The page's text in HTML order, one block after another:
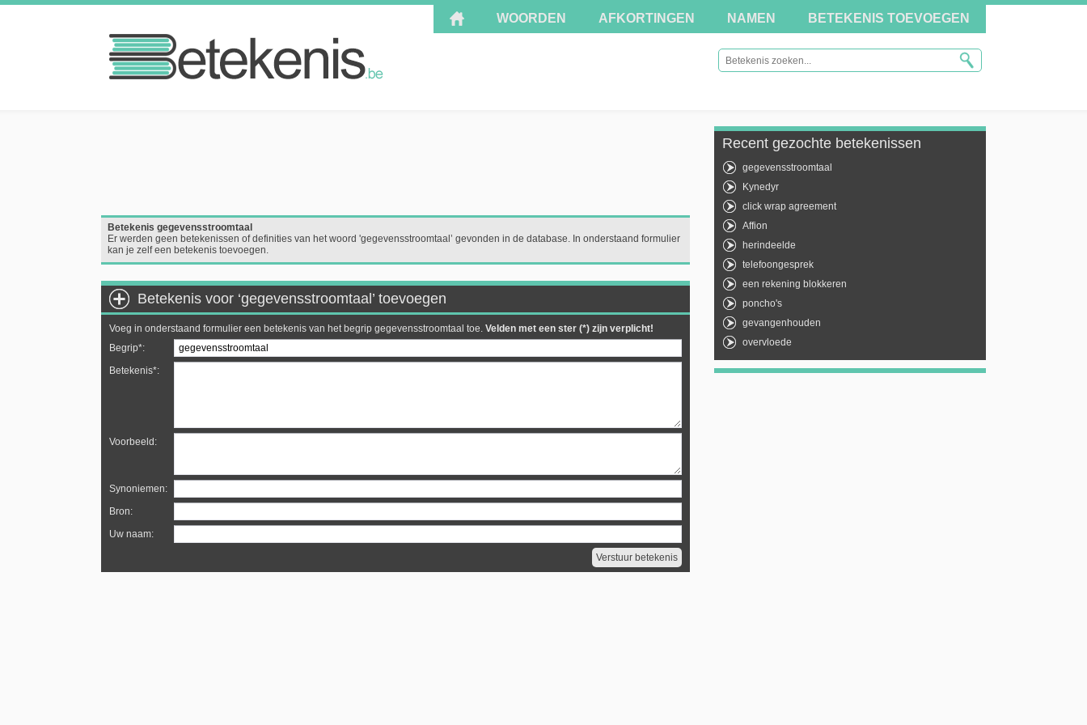
WOORDEN AFKORTINGEN NAMEN BETEKENIS TOEVOEGEN
Betekenis gegevensstroomtaal
Er werden geen betekenissen of definities van het woord 'gegevensstroomtaal’ gevonden in de database. In onderstaand formulier
kan je zelf een betekenis toevoegen.
Betekenis voor ‘gegevensstroomtaal’ toevoegen
Voeg in onderstaand formulier een betekenis van het begrip gegevensstroomtaal toe. Velden met een ster (*) zijn verplicht!
Begrip*:
Betekenis*:
Voorbeeld:
Synoniemen:
Bron:
Uw naam:
Recent gezochte betekenissen
gegevensstroomtaal
Kynedyr
click wrap agreement
Affion
herindeelde
telefoongesprek
een rekening blokkeren
poncho's
gevangenhouden
overvloede